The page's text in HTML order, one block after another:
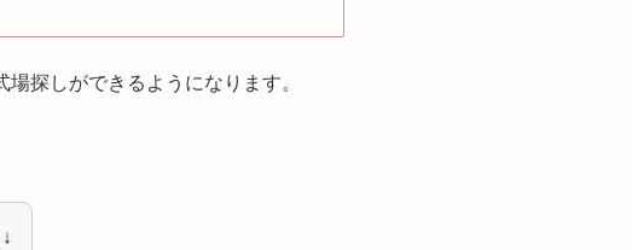
探しができるようになります。